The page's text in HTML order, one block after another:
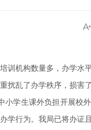
训机构数量多，办学水
扰乱了办学秩序，损害
学生课外负担开展校
学行为。我局已将办证